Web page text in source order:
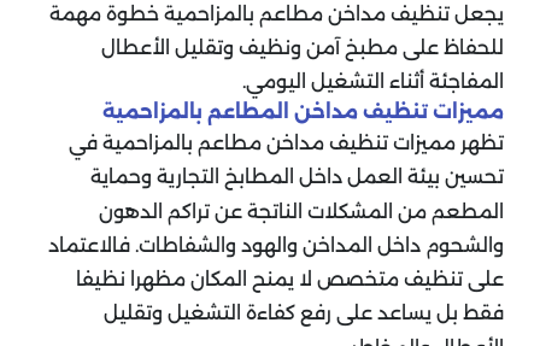
يجعل تنظيف مداخن مطاعم بالمزاحمية خطوة مهمة
للحفاظ على مطبخ آمن ونظيف وتقليل الأعطال
المفاجئة أثناء التشغيل اليومي.
مميزات تنظيف مداخن المطاعم بالمزاحمية
تظهر مميزات تنظيف مداخن مطاعم بالمزاحمية في
تحسين بيئة العمل داخل المطابخ التجارية وحماية
المطعم من المشكلات الناتجة عن تراكم الدهون
والشحوم داخل المداخن والهود والشفاطات. فالاعتماد
على تنظيف متخصص لا يمنح المكان مظهرا نظيفا
فقط بل يساعد على رفع كفاءة التشغيل وتقليل